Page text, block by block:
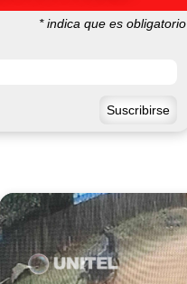
*indica que es obligatorio